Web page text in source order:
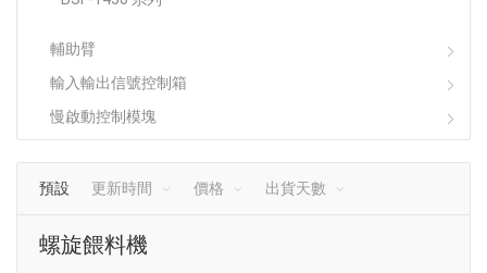
輔助臂
輸入輸出信號控制箱
慢啟動控制模塊
預設 更新時間 價格 出貨天數
螺旋餵料機